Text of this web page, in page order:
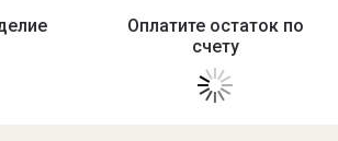
Оплатите остаток по
счету